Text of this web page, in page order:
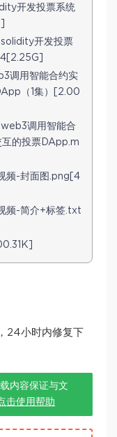
开发投票系统
开发投票
调用智能合约实
（1集）[2.00
调用智能合
互的投票DApp.m
频-封面图.png[4
频-简介+标签.txt
24小时内修复下
内容保证与文
击使用帮助